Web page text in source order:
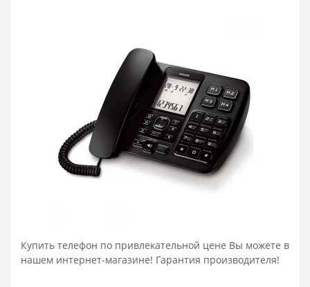
Купить телефон по привлекательной цене Вы можете в
нашем интернет-магазине! Гарантия производителя!